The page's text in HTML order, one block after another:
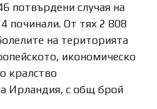
потвърдени случая на
починали. От тях 2 808
на територията
икономическо
кралство
Ирландия, с общ брой